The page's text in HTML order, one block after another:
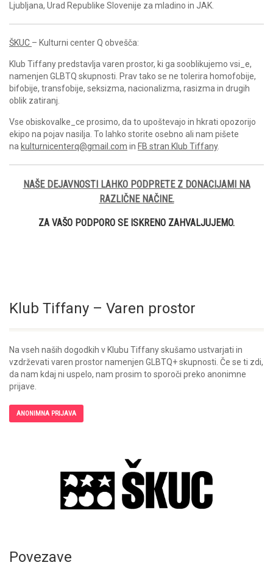
Ljubljana, Urad Republike Slovenije za mladino in JAK.
ŠKUC – Kulturni center Q obvešča:
Klub Tiffany predstavlja varen prostor, ki ga sooblikujemo vsi_e,
namenjen GLBTQ skupnosti. Prav tako se ne tolerira homofobije,
bifobije, transfobije, seksizma, nacionalizma, rasizma in drugih
oblik zatiranj.
Vse obiskovalke_ce prosimo, da to upoštevajo in hkrati opozorijo
ekipo na pojav nasilja. To lahko storite osebno ali nam pišete
na kulturnicenterq@gmail.com in FB stran Klub Tiffany.
NAŠE DEJAVNOSTI LAHKO PODPRETE Z DONACIJAMI NA
RAZLIČNE NAČINE.
ZA VAŠO PODPORO SE ISKRENO ZAHVALJUJEMO.
Klub Tiffany – Varen prostor
Na vseh naših dogodkih v Klubu Tiffany skušamo ustvarjati in
vzdrževati varen prostor namenjen GLBTQ+ skupnosti. Če se ti zdi,
da nam kdaj ni uspelo, nam prosim to sporoči preko anonimne
prijave.
ANONIMNA PRIJAVA
Povezave